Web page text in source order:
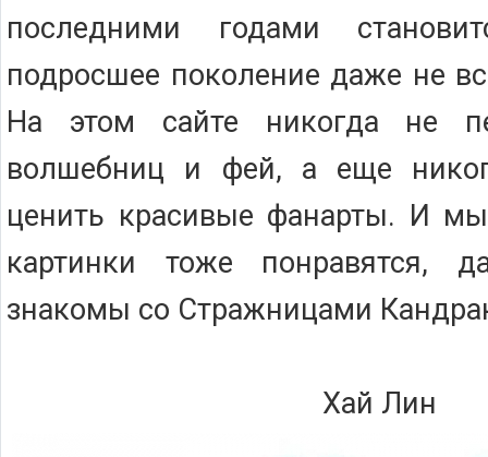
последними годами
подросшее поколение даже не
На этом сайте никогда не
волшебниц и фей, а еще
ценить красивые фанарты. И
картинки тоже понравятся,
знакомы со Стражницами
Хай Лин